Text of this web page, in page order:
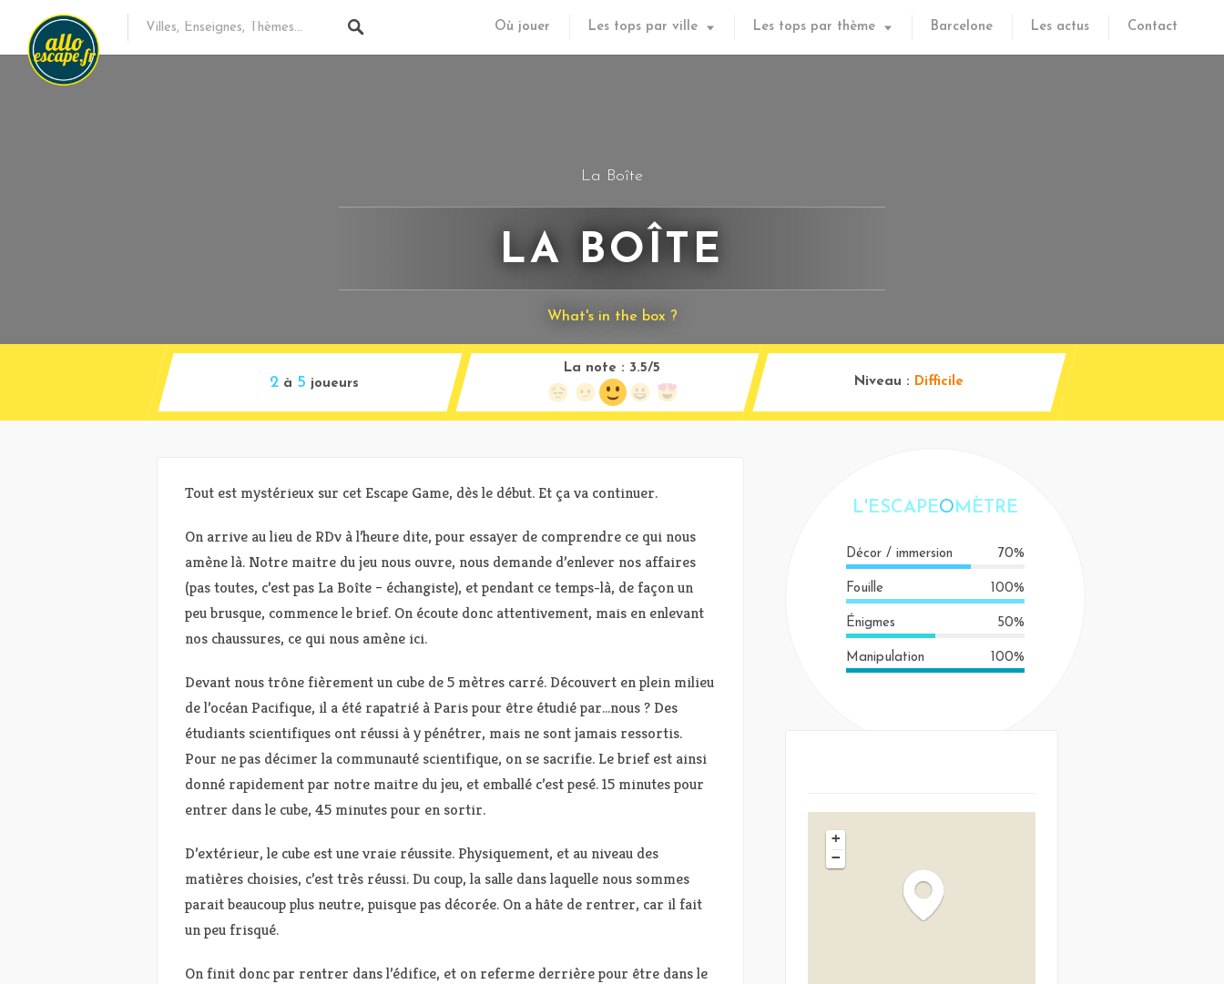
Où jouer Les tops par ville Les tops par thème Barcelone Les actus Contact
La Boîte
LA BOÎTE
What's in the box ?
2 à 5 joueurs
La note : 3.5/5
Niveau : Difficile
Tout est mystérieux sur cet Escape Game, dès le début. Et ça va continuer.
On arrive au lieu de RDv à l’heure dite, pour essayer de comprendre ce qui nous
amène là. Notre maitre du jeu nous ouvre, nous demande d’enlever nos affaires
(pas toutes, c’est pas La Boîte – échangiste), et pendant ce temps-là, de façon un
peu brusque, commence le brief. On écoute donc attentivement, mais en enlevant
nos chaussures, ce qui nous amène ici.
Devant nous trône fièrement un cube de 5 mètres carré. Découvert en plein milieu
de l’océan Pacifique, il a été rapatrié à Paris pour être étudié par…nous ? Des
étudiants scientifiques ont réussi à y pénétrer, mais ne sont jamais ressortis.
Pour ne pas décimer la communauté scientifique, on se sacrifie. Le brief est ainsi
donné rapidement par notre maitre du jeu, et emballé c’est pesé. 15 minutes pour
entrer dans le cube, 45 minutes pour en sortir.
D’extérieur, le cube est une vraie réussite. Physiquement, et au niveau des
matières choisies, c’est très réussi. Du coup, la salle dans laquelle nous sommes
parait beaucoup plus neutre, puisque pas décorée. On a hâte de rentrer, car il fait
un peu frisqué.
On finit donc par rentrer dans l’édifice, et on referme derrière pour être dans le
L'ESCAPEOMÈTRE
Décor / immersion 70%
Fouille 100%
Énigmes 50%
Manipulation 100%
+
−